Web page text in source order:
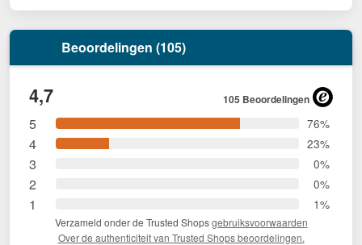
Beoordelingen (105)
4,7 105 Beoordelingen
5 76%
4 23%
3 0%
2 0%
1 1%
Verzameld onder de Trusted Shopsgebruiksvoorwaarden
Over de authenticiteit van Trusted Shops beoordelingen.